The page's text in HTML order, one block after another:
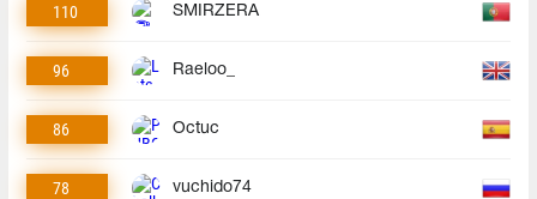
110 SMIRZERA
96 Raeloo_
86 Octuc
78 vuchido74